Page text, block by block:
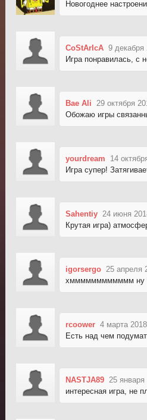
Новогоднее
CoStArIcA 9 декабря
Игра понравилась, с
Bae Ali
29 октября
Обожаю игры
yourdream
14
Игра супер!
Sahentiy 24 июня
Крутая игра)
igorsergo 25 апреля
хмммммммммммм ну
rcoower 4 марта
Есть над чем
NASTJA89 25
интересная игра, не